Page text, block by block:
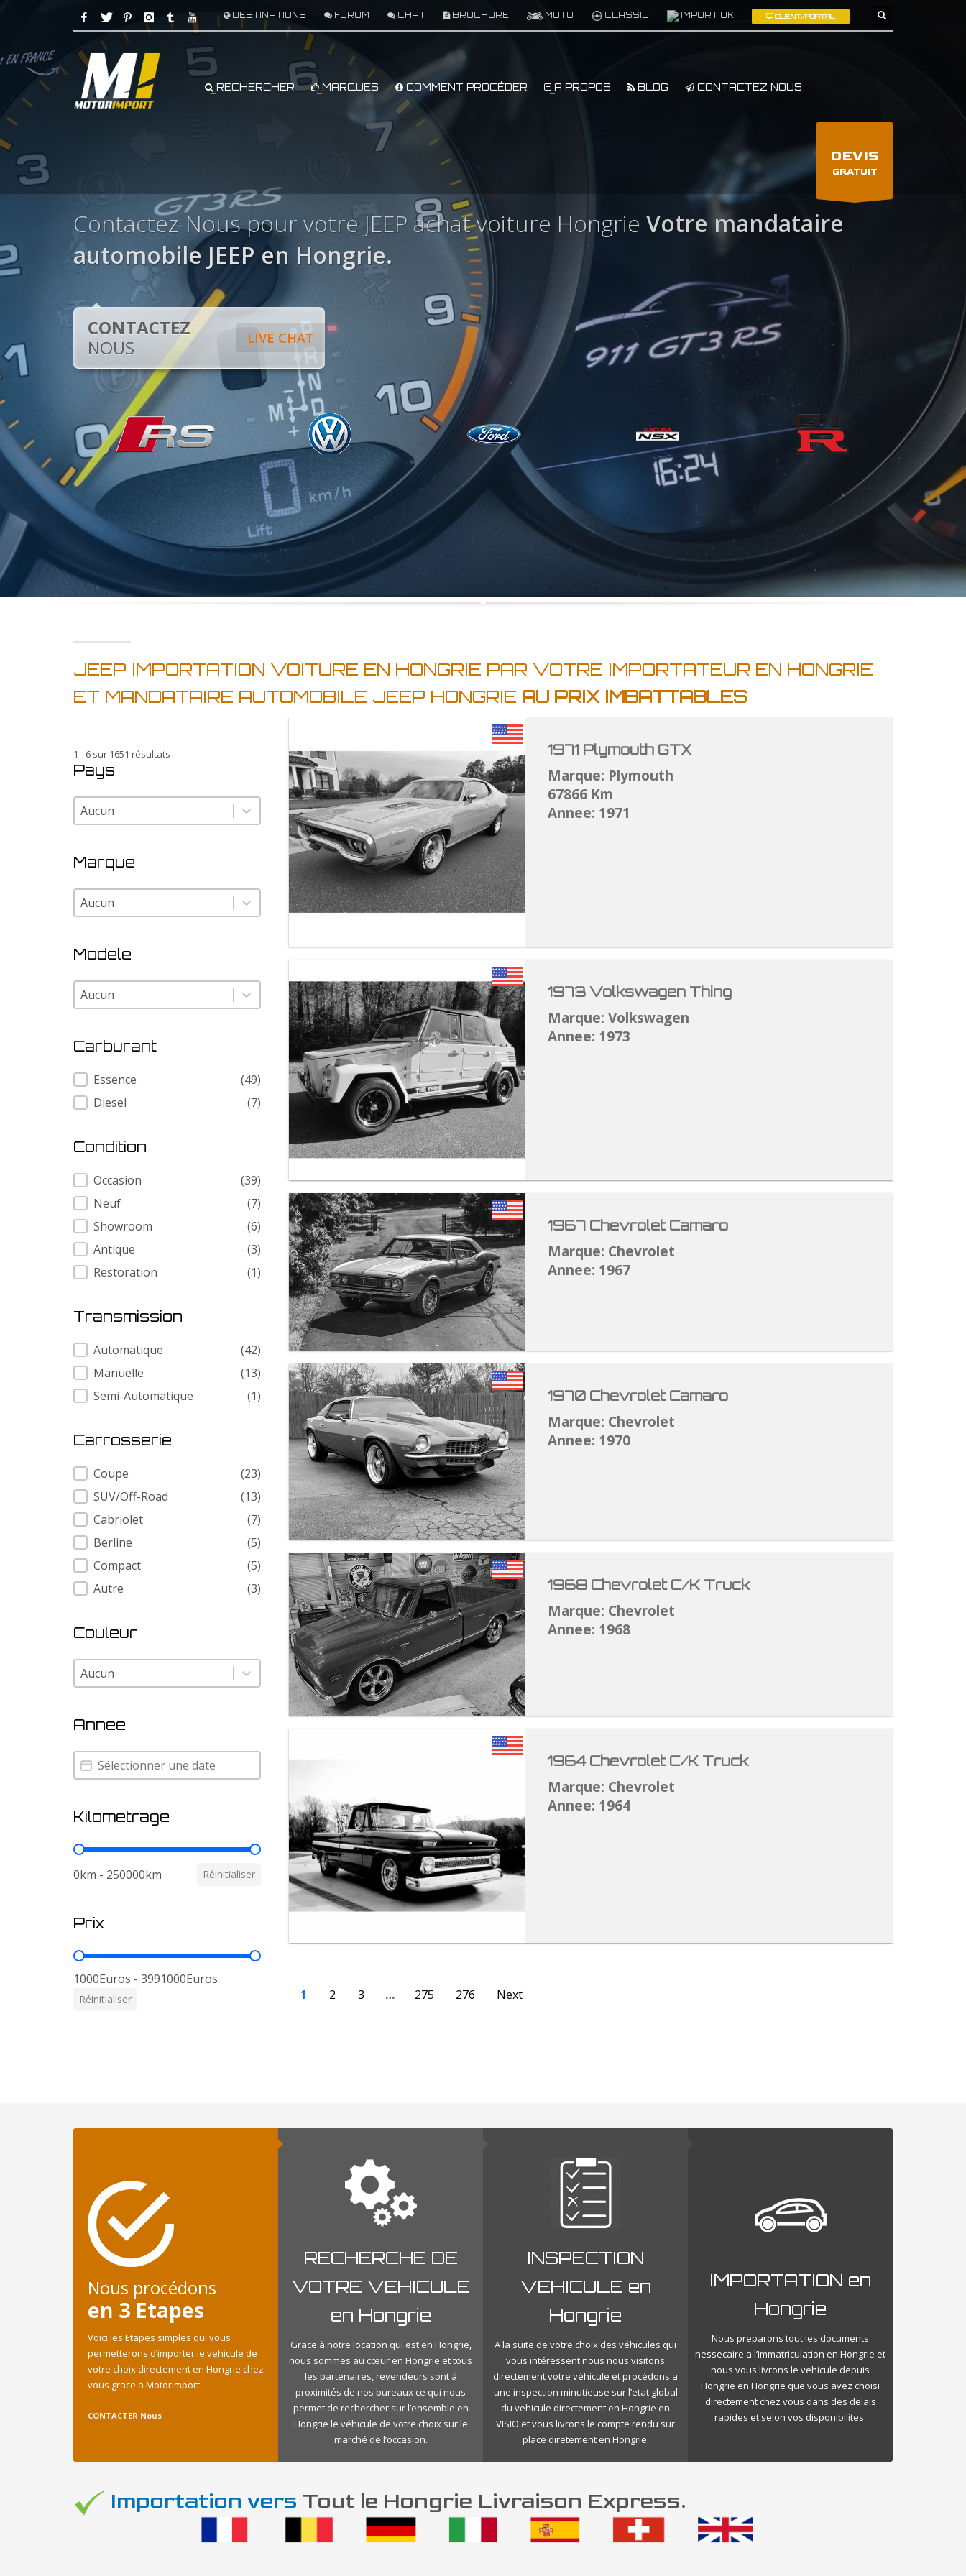
DESTINATIONS FORUM CHAT BROCHURE MOTO CLASSIC IMPORT UK CLIENT/PORTAL
RECHERCHER MARQUES COMMENT PROCÉDER A PROPOS BLOG CONTACTEZ NOUS
DEVIS
GRATUIT
Contactez-Nous pour votre JEEP achat voiture Hongrie Votre mandataire
automobile JEEP en Hongrie.
LIVE CHAT
CONTACTEZ
NOUS
JEEP IMPORTATION VOITURE EN HONGRIE PAR VOTRE IMPORTATEUR EN HONGRIE
ET MANDATAIRE AUTOMOBILE JEEP HONGRIE AU PRIX IMBATTABLES
1 - 6 sur 1651 résultats
Pays
Pays
Pays
Marque
Marque
Marque
Modele
Modele
Modele
Carburant
Carburant
Essence
(49)
Diesel
(7)
Condition
Condition
Occasion
(39)
Neuf
(7)
Showroom
(6)
Antique
(3)
Restoration
(1)
Transmission
Transmission
Automatique
(42)
Manuelle
(13)
Semi-Automatique
(1)
Carrosserie
Carrosserie
Coupe
(23)
SUV/Off-Road
(13)
Cabriolet
(7)
Berline
(5)
Compact
(5)
Autre
(3)
Couleur
Couleur
Couleur
Annee
Annee
Annee
Kilometrage
Kilometrage
0km - 250000km Réinitialiser
Prix
Prix
1000Euros - 3991000Euros
Réinitialiser
1971 Plymouth GTX
Marque: Plymouth
67866 Km
Annee: 1971
1973 Volkswagen Thing
Marque: Volkswagen
Annee: 1973
1967 Chevrolet Camaro
Marque: Chevrolet
Annee: 1967
1970 Chevrolet Camaro
Marque: Chevrolet
Annee: 1970
1968 Chevrolet C/K Truck
Marque: Chevrolet
Annee: 1968
1964 Chevrolet C/K Truck
Marque: Chevrolet
Annee: 1964
1 2 3 … 275 276 Next
Nous procédons
en 3 Etapes
Voici les Etapes simples qui vous
permetterons d’importer le vehicule de
votre choix directement en Hongrie chez
vous grace a Motorimport
CONTACTER Nous
RECHERCHE DE
VOTRE VEHICULE
en Hongrie
Grace à notre location qui est en Hongrie,
nous sommes au cœur en Hongrie et tous
les partenaires, revendeurs sont à
proximités de nos bureaux ce qui nous
permet de rechercher sur l’ensemble en
Hongrie le véhicule de votre choix sur le
marché de l’occasion.
INSPECTION
VEHICULE en
Hongrie
A la suite de votre choix des véhicules qui
vous intéressent nous nous visitons
directement votre véhicule et procédons a
une inspection minutieuse sur l’etat global
du vehicule directement en Hongrie en
VISIO et vous livrons le compte rendu sur
place diretement en Hongrie.
IMPORTATION en
Hongrie
Nous preparons tout les documents
nessecaire a l’immatriculation en Hongrie et
nous vous livrons le vehicule depuis
Hongrie en Hongrie que vous avez choisi
directement chez vous dans des delais
rapides et selon vos disponibilites.
Importation vers Tout le Hongrie Livraison Express.